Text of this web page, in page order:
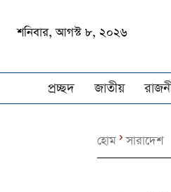
শনিবার, আগস্ট ৮, ২০২৬
প্রচ্ছদ জাতীয়
হোম সারাদেশ